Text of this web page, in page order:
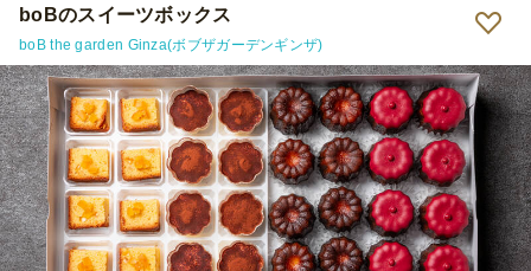
です。 男性にも女性にも好評なBOXだと思います。
boBのスイーツボックス
boB the garden Ginza(ボブザガーデンギンザ)